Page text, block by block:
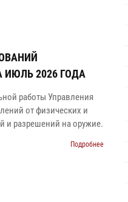
ИЮЛЬ 2026 ГОДА
работы Управления
от физических и
и разрешений на оружие.
Подробнее